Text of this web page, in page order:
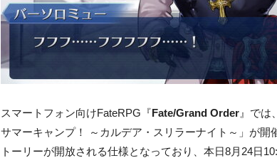
スマートフォン向けFateRPG『Fate/Grand Order 』では
サマーキャンプ！ ～カルデア・スリラーナイト～」が開
トーリーが開放される仕様となっており、本日8月24日